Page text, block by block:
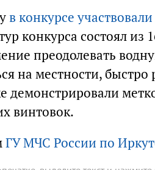
в конкурсе
конкурса состоял
преодолевать
на местности, быстро
демонстрировали
винтовок.
ГУ МЧС России по